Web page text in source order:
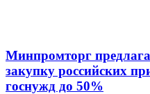
Минпромторг
закупку российских
госнужд до 50%